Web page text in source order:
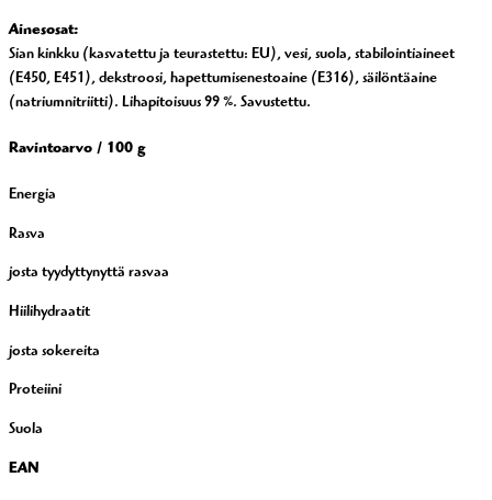
Ainesosat:
Sian kinkku (kasvatettu ja teurastettu: EU), vesi, suola, stabilointiaineet
(E450, E451), dekstroosi, hapettumisenestoaine (E316), säilöntäaine
(natriumnitriitti). Lihapitoisuus 99 %. Savustettu.
Ravintoarvo / 100 g
Energia
Rasva
josta tyydyttynyttä rasvaa
Hiilihydraatit
josta sokereita
Proteiini
Suola
EAN